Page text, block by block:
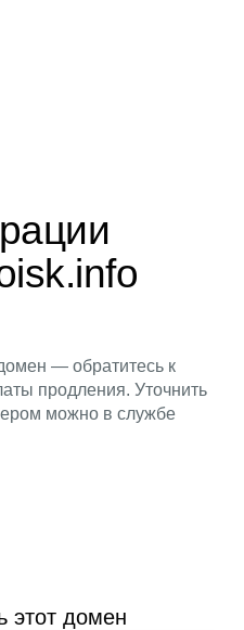
— обратитесь к
продления. Уточнить
можно в службе
этот домен